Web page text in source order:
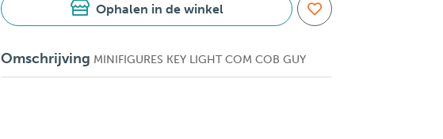
Ophalen in de winkel
Omschrijving MINIFIGURES KEY LIGHT COM COB GUY